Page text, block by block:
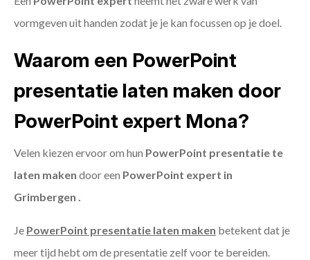
vormgeven uit handen zodat je je kan focussen op je doel.
Waarom een PowerPoint
presentatie laten maken door
PowerPoint expert Mona?
Velen kiezen ervoor om hun PowerPoint presentatie te
laten maken door een PowerPoint expert in
Grimbergen .
Je PowerPoint presentatie laten maken betekent dat je
meer tijd hebt om de presentatie zelf voor te bereiden.